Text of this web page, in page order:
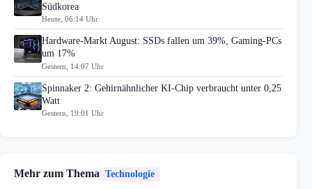
Südkorea
Heute, 06:14 Uhr
Hardware-Markt August: SSDs fallen um 39%, Gaming-PCs
um 17%
Gestern, 14:07 Uhr
Spinnaker 2: Gehirnähnlicher KI-Chip verbraucht unter 0,25
Watt
Gestern, 19:01 Uhr
Mehr zum Thema Technologie